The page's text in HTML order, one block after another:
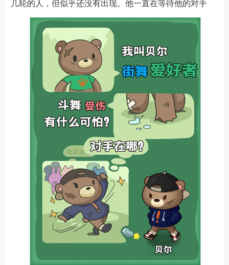
几轮的人，但似乎还没有出现。他一直在等待他的对手